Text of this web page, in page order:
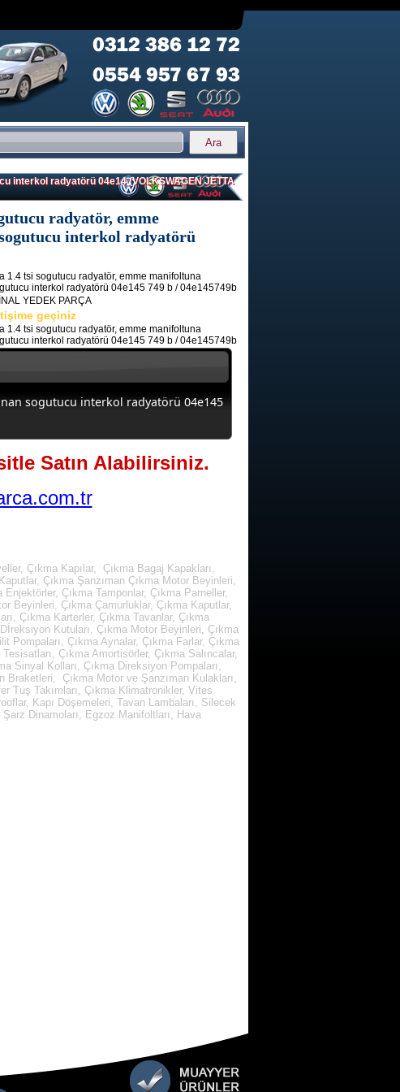
interkol radyatörü 04e14 (VOLKSWAGEN JETTA
radyatör, emme
interkol radyatörü
1.4 tsi sogutucu radyatör, emme manifoltuna
interkol radyatörü 04e145 749 b / 04e145749b
YEDEK PARÇA
geçiniz
1.4 tsi sogutucu radyatör, emme manifoltuna
interkol radyatörü 04e145 749 b / 04e145749b
sogutucu interkol radyatörü 04e145
Satın Alabilirsiniz.
Çıkma Kapılar, Çıkma Bagaj Kapakları,
Çıkma Şanzıman Çıkma Motor Beyinleri,
Çıkma Tamponlar, Çıkma Parneller,
Beyinleri, Çıkma Çamurluklar, Çıkma Kaputlar,
Çıkma Karterler, Çıkma Tavanlar, Çıkma
Kutuları, Çıkma Motor Beyinleri, Çıkma
Pompaları, Çıkma Aynalar, Çıkma Farlar, Çıkma
Çıkma Amortisörler, Çıkma Salıncalar,
Sinyal Kolları, Çıkma Direksiyon Pompaları,
Braketleri, Çıkma Motor ve Şanzıman Kulakları,
Tuş Takımları, Çıkma Klimatronikler, Vites
Kapı Döşemeleri, Tavan Lambaları, Silecek
Dinamoları, Egzoz Manifoltları, Hava